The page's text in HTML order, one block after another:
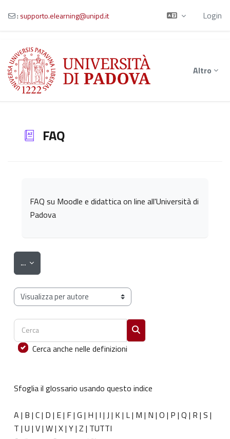
Vai al contenuto principale
: supporto.elearning@unipd.it Login
Altro
FAQ
FAQ su Moodle e didattica on line all'Università di
Padova
... Esporta voci
Sfoglia il glossario usando questo indice
Cerca
Cerca
Cerca anche nelle definizioni
Sfoglia il glossario usando questo indice
A | B | C| D | E| F| G | H | I | J | K | L| M | N | O | P | Q | R | S |
T | U | V| W| X| Y| Z | TUTTI